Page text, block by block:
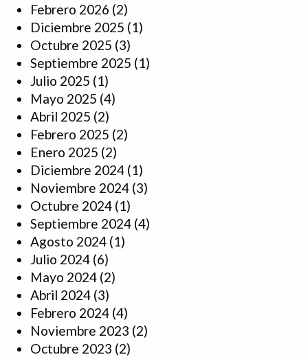
Febrero 2026 (2)
Diciembre 2025 (1)
Octubre 2025 (3)
Septiembre 2025 (1)
Julio 2025 (1)
Mayo 2025 (4)
Abril 2025 (2)
Febrero 2025 (2)
Enero 2025 (2)
Diciembre 2024 (1)
Noviembre 2024 (3)
Octubre 2024 (1)
Septiembre 2024 (4)
Agosto 2024 (1)
Julio 2024 (6)
Mayo 2024 (2)
Abril 2024 (3)
Febrero 2024 (4)
Noviembre 2023 (2)
Octubre 2023 (2)